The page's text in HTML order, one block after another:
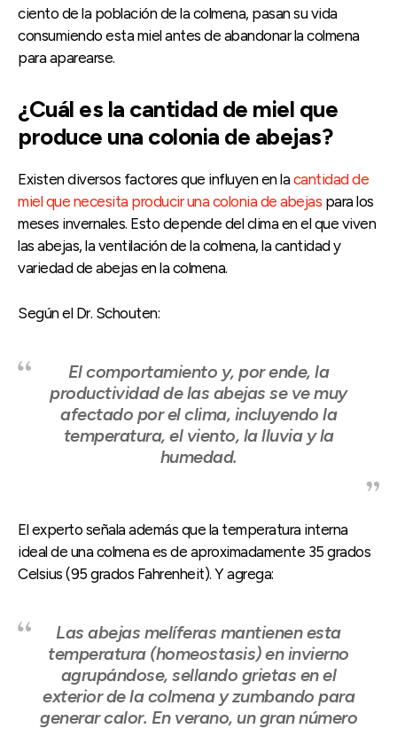
ciento de la población de la colmena, pasan su vida
consumiendo esta miel antes de abandonar la colmena
para aparearse.
¿Cuál es la cantidad de miel que
produce una colonia de abejas?
Existen diversos factores que influyen en lacantidad de
miel que necesita producir una colonia de abejas para los
meses invernales. Esto depende del clima en el que viven
las abejas, la ventilación de la colmena, la cantidad y
variedad de abejas en la colmena.
Según el Dr. Schouten:
El comportamiento y, por ende, la
productividad de las abejas se ve muy
afectado por el clima, incluyendo la
temperatura, el viento, la lluvia y la
humedad.
El experto señala además que la temperatura interna
ideal de una colmena es de aproximadamente 35 grados
Celsius (95 grados Fahrenheit). Y agrega:
Las abejas melíferas mantienen esta
temperatura (homeostasis) en invierno
agrupándose, sellando grietas en el
exterior de la colmena y zumbando para
generar calor. En verano, un gran número